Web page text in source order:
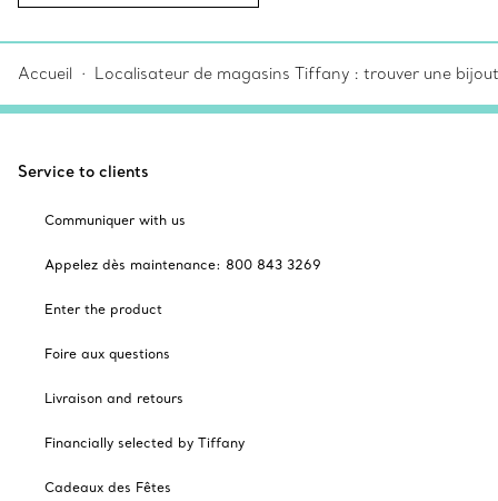
Accueil Localisateur de magasins Tiffany : trouver une
Service to clients
Communiquer with us
Appelez dès maintenance: 800 843 3269
Enter the product
Foire aux questions
Livraison and retours
Financially selected by Tiffany
Cadeaux des Fêtes